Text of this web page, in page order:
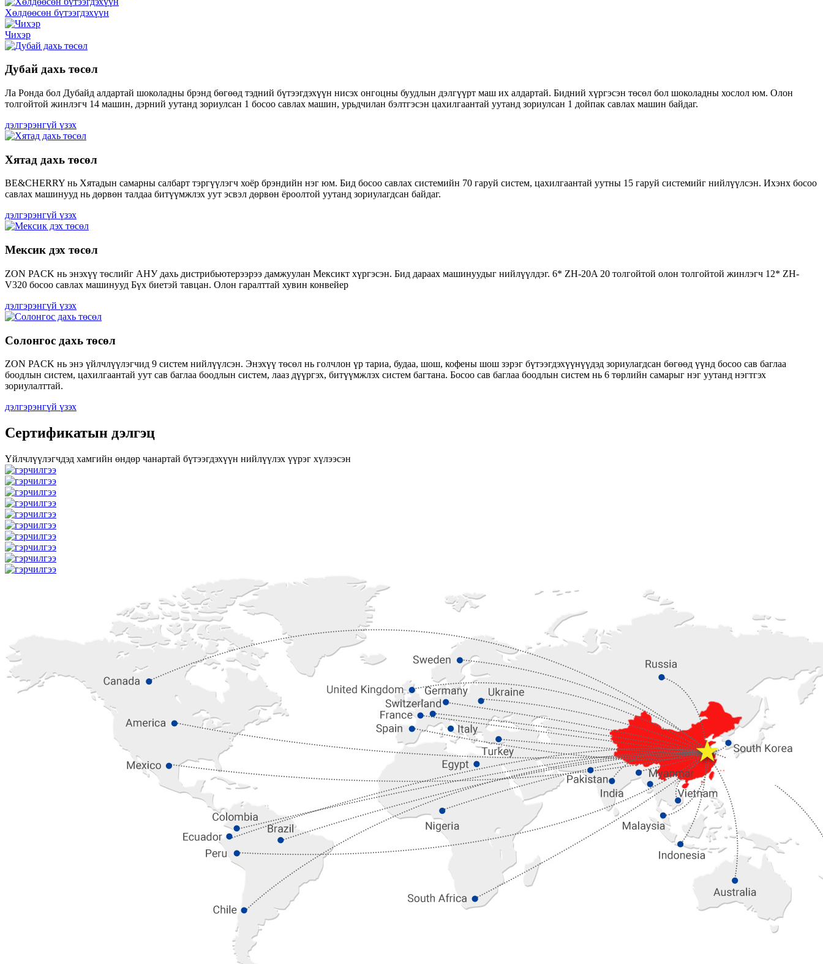
Хөлдөөсөн бүтээгдэхүүн
Чихэр
Дубай дахь төсөл
Ла Ронда бол Дубайд алдартай шоколадны брэнд бөгөөд тэдний бүтээгдэхүүн нисэх онгоцны буудлын дэлгүүрт маш их алдартай. Бидний хүргэсэн төсөл бол шоколадны хослол юм. Олон
толгойтой жинлэгч 14 машин, дэрний уутанд зориулсан 1 босоо савлах машин, урьдчилан бэлтгэсэн цахилгаантай уутанд зориулсан 1 дойпак савлах машин байдаг.
дэлгэрэнгүй үзэх
Хятад дахь төсөл
BE&CHERRY нь Хятадын самарны салбарт тэргүүлэгч хоёр брэндийн нэг юм. Бид босоо савлах системийн 70 гаруй систем, цахилгаантай уутны 15 гаруй системийг нийлүүлсэн. Ихэнх босоо
савлах машинууд нь дөрвөн талдаа битүүмжлэх уут эсвэл дөрвөн ёроолтой уутанд зориулагдсан байдаг.
дэлгэрэнгүй үзэх
Мексик дэх төсөл
ZON PACK нь энэхүү төслийг АНУ дахь дистрибьютерээрээ дамжуулан Мексикт хүргэсэн. Бид дараах машинуудыг нийлүүлдэг. 6* ZH-20A 20 толгойтой олон толгойтой жинлэгч 12* ZH-
V320 босоо савлах машинууд Бүх биетэй тавцан. Олон гаралттай хувин конвейер
дэлгэрэнгүй үзэх
Солонгос дахь төсөл
ZON PACK нь энэ үйлчлүүлэгчид 9 систем нийлүүлсэн. Энэхүү төсөл нь голчлон үр тариа, будаа, шош, кофены шош зэрэг бүтээгдэхүүнүүдэд зориулагдсан бөгөөд үүнд босоо сав баглаа
боодлын систем, цахилгаантай уут сав баглаа боодлын систем, лааз дүүргэх, битүүмжлэх систем багтана. Босоо сав баглаа боодлын систем нь 6 төрлийн самарыг нэг уутанд нэгтгэх
зориулалттай.
дэлгэрэнгүй үзэх
Сертификатын дэлгэц
Үйлчлүүлэгчдэд хамгийн өндөр чанартай бүтээгдэхүүн нийлүүлэх үүрэг хүлээсэн